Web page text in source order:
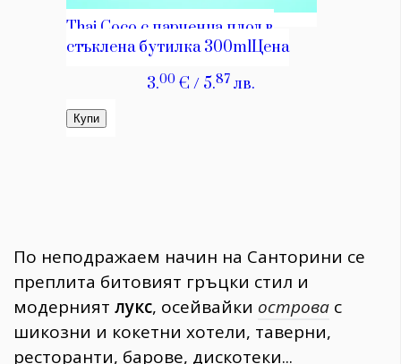
По неподражаем начин на Санторини се
преплита битовият гръцки стил и
модерният лукс, осейвайки острова с
шикозни и кокетни хотели, таверни,
ресторанти, барове, дискотеки...